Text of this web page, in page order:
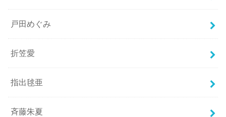
戸田めぐみ
折笠愛
指出毬亜
斉藤朱夏